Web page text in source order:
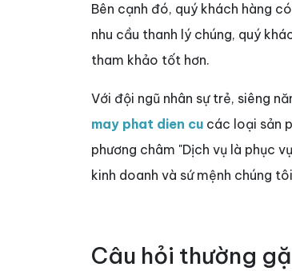
Bên cạnh đó, quý khách hàng
nhu cầu thanh lý chúng, quý
tham khảo tốt hơn.
Với đội ngũ nhân sự trẻ, siêng
may phat dien cu các loại sản
phương châm "Dịch vụ là phục
kinh doanh và sứ mệnh chúng
Câu hỏi thường